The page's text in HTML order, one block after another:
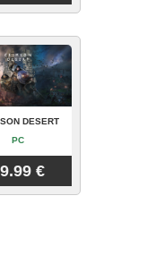
DESERT
PC
€